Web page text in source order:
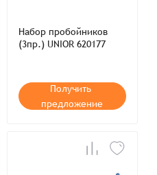
Набор пробойников
(3пр.) UNIOR 620177
Получить
предложение